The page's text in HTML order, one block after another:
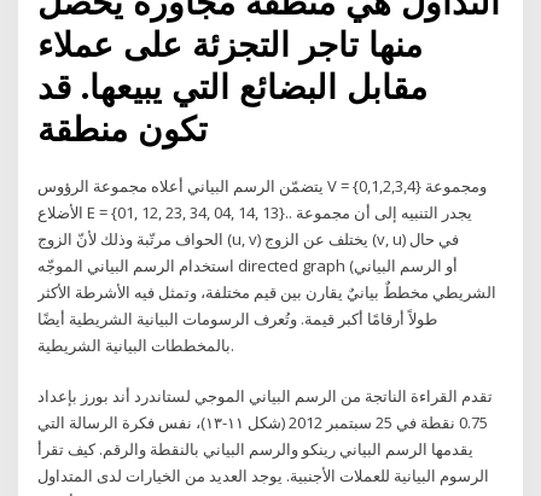
منها تاجر التجزئة على عملاء
مقابل البضائع التي يبيعها. قد
يتضمّن الرسم البياني أعلاه مجموعة الرؤوس V = {0,1,2,3,4}‎ ومجموعة
الأضلاع E = {01, 12, 23, 34, 04, 14, 13}‎.. يجدر التنبيه إلى أن مجموعة
الحواف مرتّبة وذلك لأنّ الزوج (u, v) يختلف عن الزوج (v, u) في حال
استخدام الرسم البياني الموجّه directed graph (أو الرسم البياني
الشريطي مخططٌ بيانيٌ يقارن بين قيم مختلفة، وتمثل فيه الأشرطة الأكثر
طولاً أرقامًا أكبر قيمة. وتُعرف الرسومات البيانية الشريطية أيضًا
بالمخططات البيانية الشريطية.
تقدم القراءة الناتجة من الرسم البياني الموجي لستاندرد أند بورز بإعداد
0.75 نقطة في 25 سبتمبر 2012 (شكل ١١-١٣)، نفس فكرة الرسالة التي
يقدمها الرسم البياني رينكو والرسم البياني بالنقطة والرقم. كيف تقرأ
الرسوم البيانية للعملات الأجنبية. يوجد العديد من الخيارات لدى المتداول